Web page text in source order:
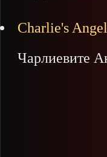
Charlie's
Чарлиевите